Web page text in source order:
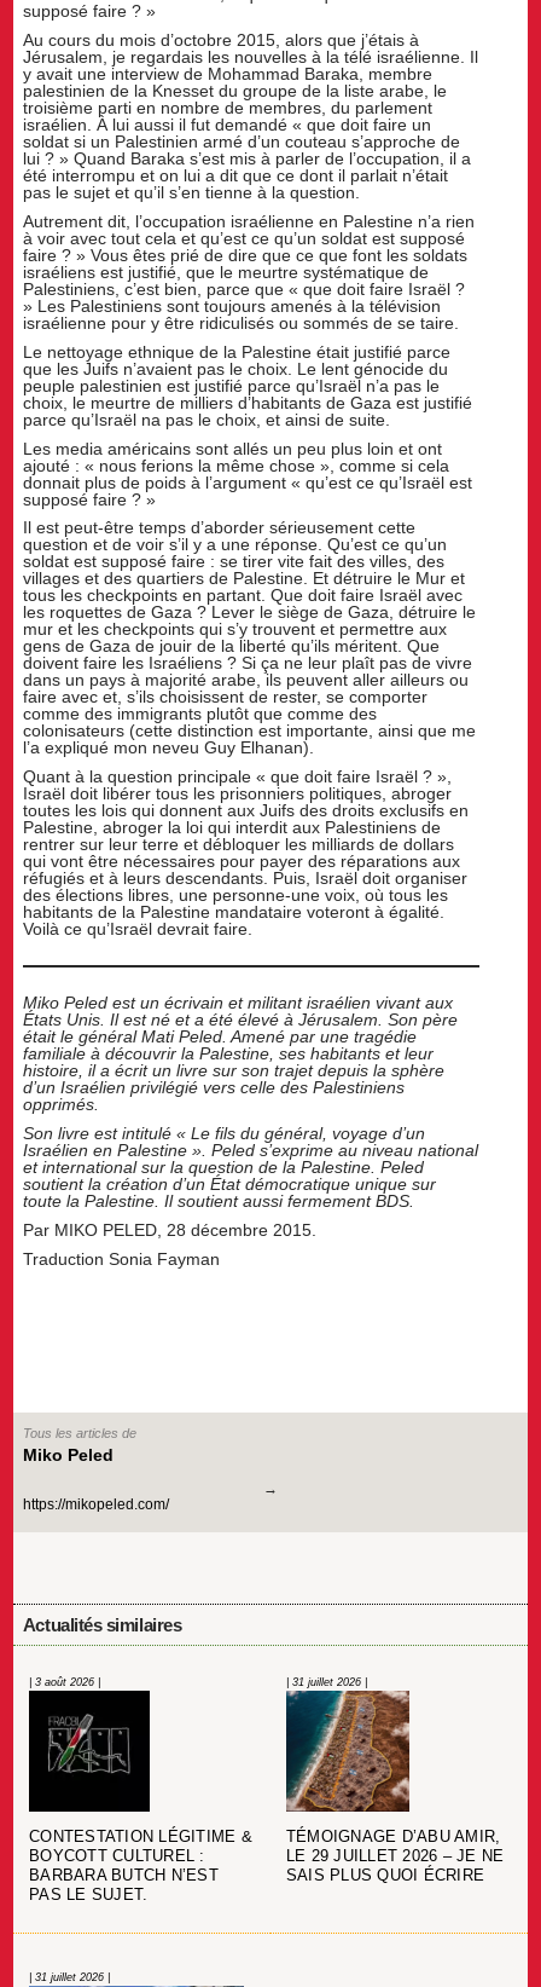
supposé faire ? »
Au cours du mois d’octobre 2015, alors que j’étais à
Jérusalem, je regardais les nouvelles à la télé israélienne. Il
y avait une interview de Mohammad Baraka, membre
palestinien de la Knesset du groupe de la liste arabe, le
troisième parti en nombre de membres, du parlement
israélien. À lui aussi il fut demandé « que doit faire un
soldat si un Palestinien armé d’un couteau s’approche de
lui ? » Quand Baraka s’est mis à parler de l’occupation, il a
été interrompu et on lui a dit que ce dont il parlait n’était
pas le sujet et qu’il s’en tienne à la question.
Autrement dit, l’occupation israélienne en Palestine n’a rien
à voir avec tout cela et qu’est ce qu’un soldat est supposé
faire ? » Vous êtes prié de dire que ce que font les soldats
israéliens est justifié, que le meurtre systématique de
Palestiniens, c’est bien, parce que « que doit faire Israël ?
» Les Palestiniens sont toujours amenés à la télévision
israélienne pour y être ridiculisés ou sommés de se taire.
Le nettoyage ethnique de la Palestine était justifié parce
que les Juifs n’avaient pas le choix. Le lent génocide du
peuple palestinien est justifié parce qu’Israël n’a pas le
choix, le meurtre de milliers d’habitants de Gaza est justifié
parce qu’Israël na pas le choix, et ainsi de suite.
Les media américains sont allés un peu plus loin et ont
ajouté : « nous ferions la même chose », comme si cela
donnait plus de poids à l’argument « qu’est ce qu’Israël est
supposé faire ? »
Il est peut-être temps d’aborder sérieusement cette
question et de voir s’il y a une réponse. Qu’est ce qu’un
soldat est supposé faire : se tirer vite fait des villes, des
villages et des quartiers de Palestine. Et détruire le Mur et
tous les checkpoints en partant. Que doit faire Israël avec
les roquettes de Gaza ? Lever le siège de Gaza, détruire le
mur et les checkpoints qui s’y trouvent et permettre aux
gens de Gaza de jouir de la liberté qu’ils méritent. Que
doivent faire les Israéliens ? Si ça ne leur plaît pas de vivre
dans un pays à majorité arabe, ils peuvent aller ailleurs ou
faire avec et, s’ils choisissent de rester, se comporter
comme des immigrants plutôt que comme des
colonisateurs (cette distinction est importante, ainsi que me
l’a expliqué mon neveu Guy Elhanan).
Quant à la question principale « que doit faire Israël ? »,
Israël doit libérer tous les prisonniers politiques, abroger
toutes les lois qui donnent aux Juifs des droits exclusifs en
Palestine, abroger la loi qui interdit aux Palestiniens de
rentrer sur leur terre et débloquer les milliards de dollars
qui vont être nécessaires pour payer des réparations aux
réfugiés et à leurs descendants. Puis, Israël doit organiser
des élections libres, une personne-une voix, où tous les
habitants de la Palestine mandataire voteront à égalité.
Voilà ce qu’Israël devrait faire.
Miko Peled est un écrivain et militant israélien vivant aux
États Unis. Il est né et a été élevé à Jérusalem. Son père
était le général Mati Peled. Amené par une tragédie
familiale à découvrir la Palestine, ses habitants et leur
histoire, il a écrit un livre sur son trajet depuis la sphère
d’un Israélien privilégié vers celle des Palestiniens
opprimés.
Son livre est intitulé « Le fils du général, voyage d’un
Israélien en Palestine ». Peled s’exprime au niveau national
et international sur la question de la Palestine. Peled
soutient la création d’un État démocratique unique sur
toute la Palestine. Il soutient aussi fermement BDS.
Par MIKO PELED, 28 décembre 2015.
Traduction Sonia Fayman
Tous les articles de
Miko Peled
https://mikopeled.com/
Actualités similaires
| 3 août 2026 |
CONTESTATION LÉGITIME &
BOYCOTT CULTUREL :
BARBARA BUTCH N’EST
PAS LE SUJET.
| 31 juillet 2026 |
TÉMOIGNAGE D’ABU AMIR,
LE 29 JUILLET 2026 – JE NE
SAIS PLUS QUOI ÉCRIRE
| 31 juillet 2026 |